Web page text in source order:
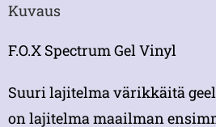
Kuvaus
F.O.X Spectrum Gel Vinyl
Suuri lajitelma värikkäitä
on lajitelma maailman